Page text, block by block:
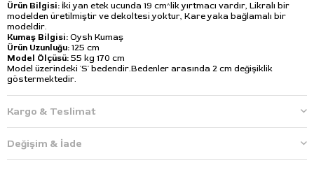
Ürün Bilgisi: İki yan etek ucunda 19 cm^lik yırtmacı vardır, Likralı bir
modelden üretilmiştir ve dekoltesi yoktur, Kare yaka bağlamalı bir
modeldir.
Kumaş Bilgisi: Oysh Kumaş
Ürün Uzunluğu: 125 cm
Model Ölçüsü: 55 kg 170 cm
Model üzerindeki 'S' bedendir.Bedenler arasında 2 cm değişiklik
göstermektedir.
Kargo & Teslimat
Değişim & İade